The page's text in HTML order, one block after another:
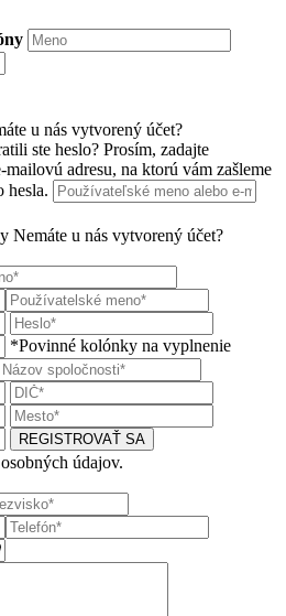
u nás vytvorený účet?
ste heslo? Prosím, zadajte
adresu, na ktorú vám zašleme
hesla.
Nemáte u nás vytvorený účet?
*Povinné kolónky na vyplnenie
REGISTROVAŤ SA
údajov.